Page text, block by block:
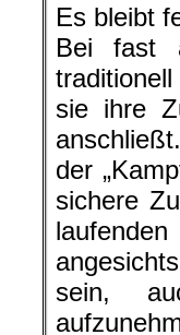
Es bleibt
Bei fast
sie ihre
der
sichere
sein,